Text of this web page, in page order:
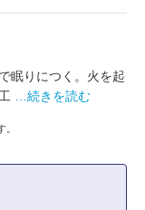
眠りにつく。火を起
…続きを読む